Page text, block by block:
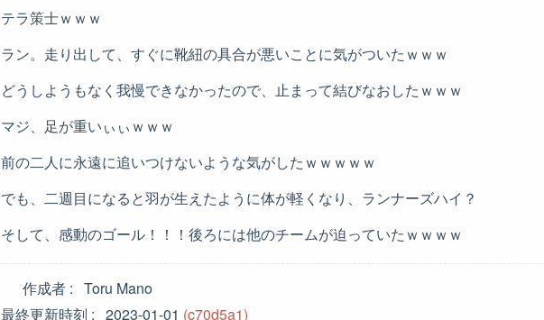
テラ策士ｗｗｗ
ラン。走り出して、すぐに靴紐の具合が悪いことに気がついたｗｗｗ
どうしようもなく我慢できなかったので、止まって結びなおしたｗｗｗ
マジ、足が重いぃぃｗｗｗ
前の二人に永遠に追いつけないような気がしたｗｗｗｗｗ
でも、二週目になると羽が生えたように体が軽くなり、ランナーズハイ？
そして、感動のゴール！！！後ろには他のチームが迫っていたｗｗｗｗ
作成者
Toru Mano
最終更新時刻
2023-01-01 (c70d5a1)